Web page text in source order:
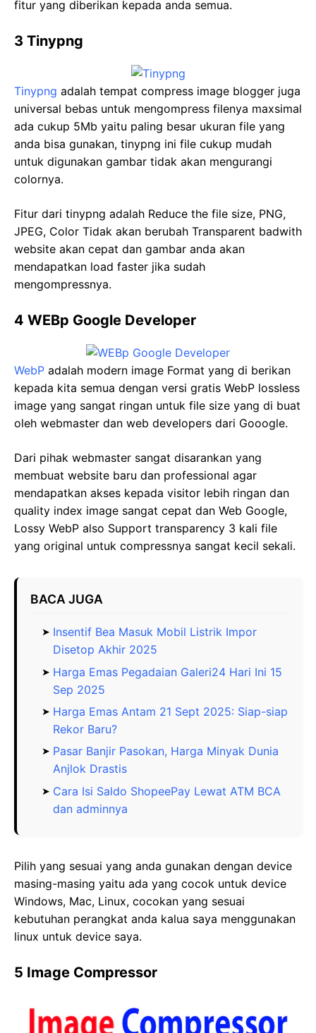
fitur yang diberikan kepada anda semua.
3 Tinypng
Tinypng adalah tempat compress image blogger juga
universal bebas untuk mengompress filenya maxsimal
ada cukup 5Mb yaitu paling besar ukuran file yang
anda bisa gunakan, tinypng ini file cukup mudah
untuk digunakan gambar tidak akan mengurangi
colornya.
Fitur dari tinypng adalah Reduce the file size, PNG,
JPEG, Color Tidak akan berubah Transparent badwith
website akan cepat dan gambar anda akan
mendapatkan load faster jika sudah
mengompressnya.
4 WEBp Google Developer
WebP adalah modern image Format yang di berikan
kepada kita semua dengan versi gratis WebP lossless
image yang sangat ringan untuk file size yang di buat
oleh webmaster dan web developers dari Gooogle.
Dari pihak webmaster sangat disarankan yang
membuat website baru dan professional agar
mendapatkan akses kepada visitor lebih ringan dan
quality index image sangat cepat dan Web Google,
Lossy WebP also Support transparency 3 kali file
yang original untuk compressnya sangat kecil sekali.
BACA JUGA
Insentif Bea Masuk Mobil Listrik Impor
Disetop Akhir 2025
Harga Emas Pegadaian Galeri24 Hari Ini 15
Sep 2025
Harga Emas Antam 21 Sept 2025: Siap-siap
Rekor Baru?
Pasar Banjir Pasokan, Harga Minyak Dunia
Anjlok Drastis
Cara Isi Saldo ShopeePay Lewat ATM BCA
dan adminnya
Pilih yang sesuai yang anda gunakan dengan device
masing-masing yaitu ada yang cocok untuk device
Windows, Mac, Linux, cocokan yang sesuai
kebutuhan perangkat anda kalua saya menggunakan
linux untuk device saya.
5 Image Compressor